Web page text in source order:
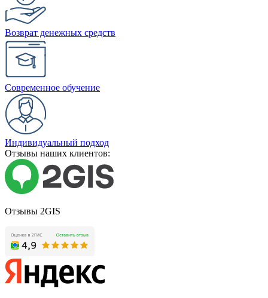
Возврат денежных средств
Современное обучение
Индивидуальный подход
Отзывы наших клиентов:
Отзывы 2GIS